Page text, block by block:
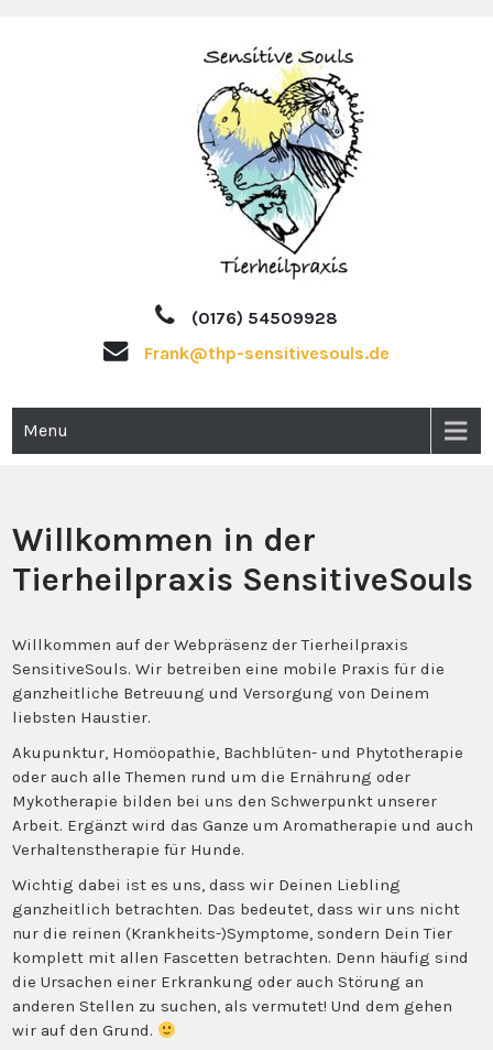
Tierheilpraxis
SensitiveSouls
Tierbehandlung in Montabaur und Umgebung
(0176) 54509928
Frank@thp-sensitivesouls.de
Menu
Willkommen in der
Tierheilpraxis SensitiveSouls
Willkommen auf der Webpräsenz der Tierheilpraxis
SensitiveSouls. Wir betreiben eine mobile Praxis für die
ganzheitliche Betreuung und Versorgung von Deinem
liebsten Haustier.
Akupunktur, Homöopathie, Bachblüten- und Phytotherapie
oder auch alle Themen rund um die Ernährung oder
Mykotherapie bilden bei uns den Schwerpunkt unserer
Arbeit. Ergänzt wird das Ganze um Aromatherapie und auch
Verhaltenstherapie für Hunde.
Wichtig dabei ist es uns, dass wir Deinen Liebling
ganzheitlich betrachten. Das bedeutet, dass wir uns nicht
nur die reinen (Krankheits-)Symptome, sondern Dein Tier
komplett mit allen Fascetten betrachten. Denn häufig sind
die Ursachen einer Erkrankung oder auch Störung an
anderen Stellen zu suchen, als vermutet! Und dem gehen
wir auf den Grund.